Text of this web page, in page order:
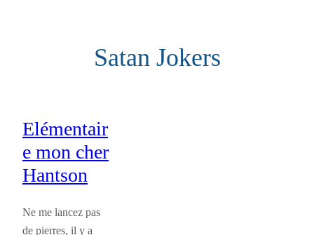
Satan Jokers
Elémentair
e mon cher
Hantson
Ne me lancez pas
de pierres, il y a